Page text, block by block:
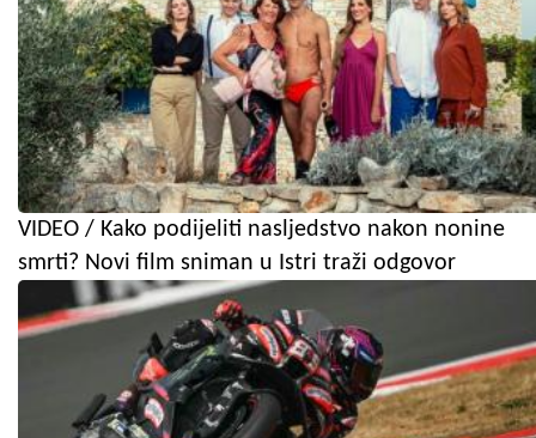
VIDEO / Kako podijeliti nasljedstvo nakon nonine
smrti? Novi film sniman u Istri traži odgovor